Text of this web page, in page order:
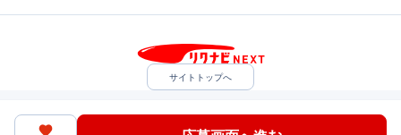
サイトトップへ
中途採用をご検討の企業様
ヘルプ・お問い合わせ